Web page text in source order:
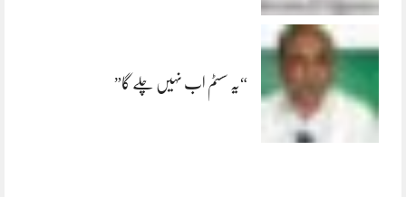
“یہ سسٹم اب نہیں چلے گا”